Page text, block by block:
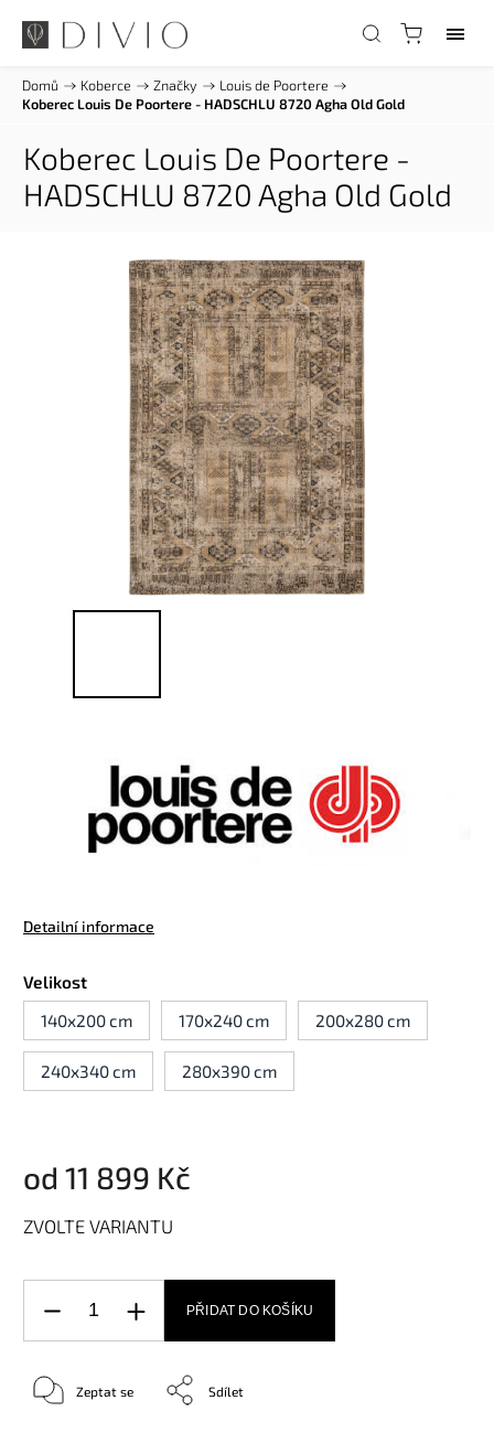
Domů / Koberce / Značky / Louis de Poortere /
Koberec Louis De Poortere - HADSCHLU 8720 Agha Old Gold
Koberec Louis De Poortere -
HADSCHLU 8720 Agha Old Gold
Detailní informace
Velikost
140x200 cm
170x240 cm 200x280 cm
240x340 cm 280x390 cm
od 11 899 Kč
ZVOLTE VARIANTU
PŘIDAT DO KOŠÍKU
Zeptat se Sdílet